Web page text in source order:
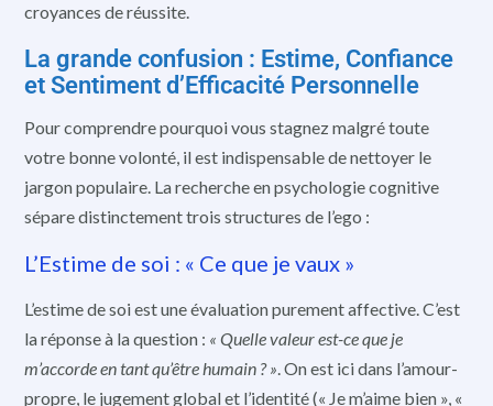
croyances de réussite.
La grande confusion : Estime, Confiance
et Sentiment d’Efficacité Personnelle
Pour comprendre pourquoi vous stagnez malgré toute
votre bonne volonté, il est indispensable de nettoyer le
jargon populaire. La recherche en psychologie cognitive
sépare distinctement trois structures de l’ego :
L’Estime de soi : « Ce que je vaux »
L’estime de soi est une évaluation purement affective. C’est
la réponse à la question : « Quelle valeur est-ce que je
m’accorde en tant qu’être humain ? ». On est ici dans l’amour-
propre, le jugement global et l’identité (« Je m’aime bien », «